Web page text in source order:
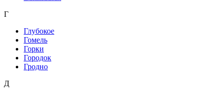
Г
Глубокое
Гомель
Горки
Городок
Гродно
Д